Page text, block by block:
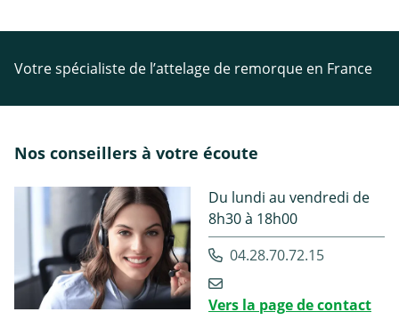
Votre spécialiste de l’attelage de remorque en France
Nos conseillers à votre écoute
Du lundi au vendredi de
8h30 à 18h00
04.28.70.72.15
Vers la page de contact